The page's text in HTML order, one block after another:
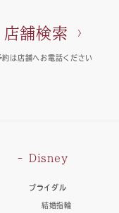
店舗検索
約は 店舗へお電話ください
Disney
ブライダル
結婚指輪